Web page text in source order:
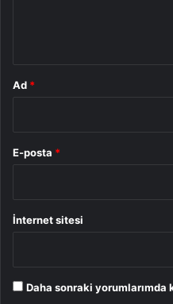
Ad *
E-posta *
İnternet sitesi
Daha sonraki yorumlarımda